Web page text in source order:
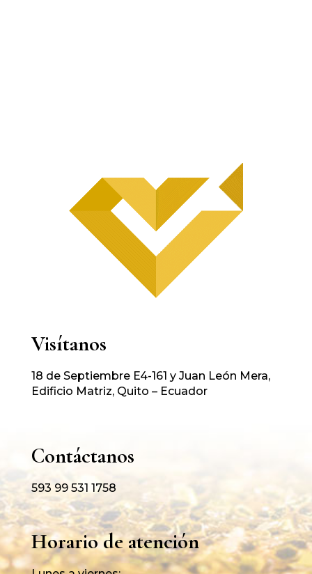
Visítanos
18 de Septiembre E4-161 y Juan León Mera,
Edificio Matriz, Quito – Ecuador
Contáctanos
593 99 531 1758
Horario de atención